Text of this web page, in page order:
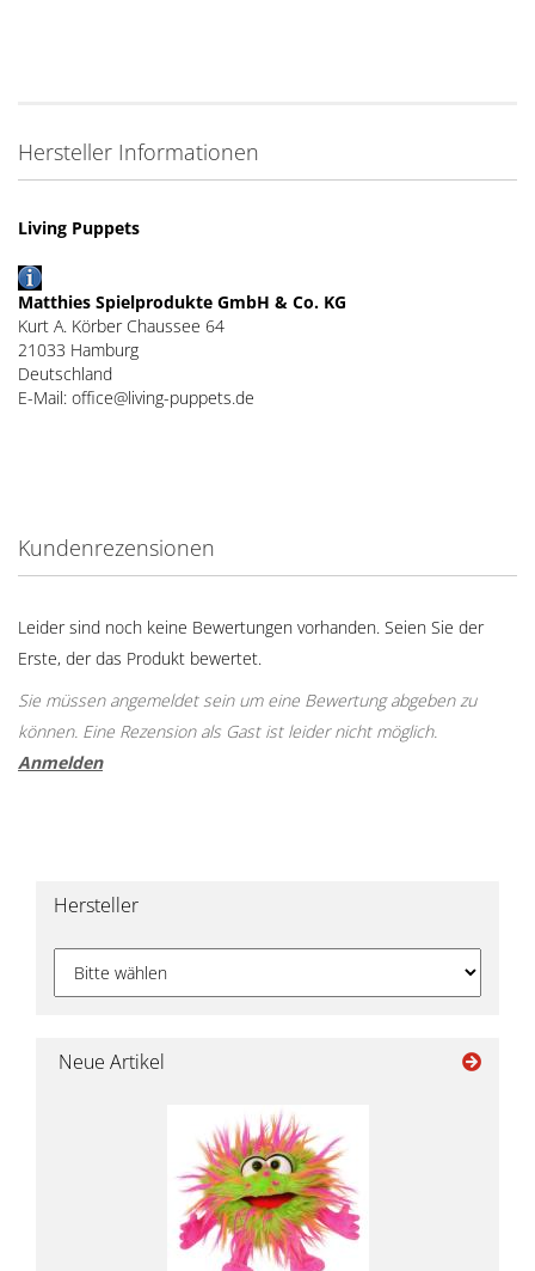
Hersteller Informationen
Living Puppets
Matthies Spielprodukte GmbH & Co. KG
Kurt A. Körber Chaussee 64
21033 Hamburg
Deutschland
E-Mail: office@living-puppets.de
Kundenrezensionen
Leider sind noch keine Bewertungen vorhanden. Seien Sie der
Erste, der das Produkt bewertet.
Sie müssen angemeldet sein um eine Bewertung abgeben zu
können. Eine Rezension als Gast ist leider nicht möglich.
Anmelden
Hersteller
Neue Artikel